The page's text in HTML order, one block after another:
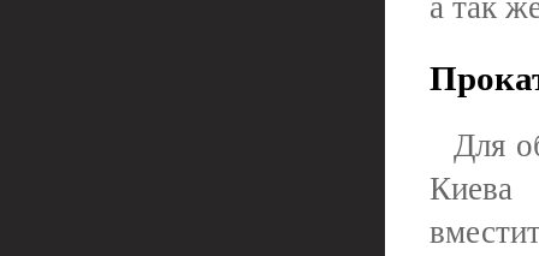
а так
Для
Киева